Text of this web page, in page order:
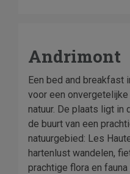
Andrimont
Een bed and breakfast
voor een
natuur. De plaats ligt in
de buurt van een
natuurgebied: Les
hartenlust wandelen,
prachtige flora en